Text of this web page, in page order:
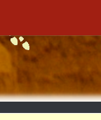
Portal
Udvandrerne.dk
Utvandrerne.no